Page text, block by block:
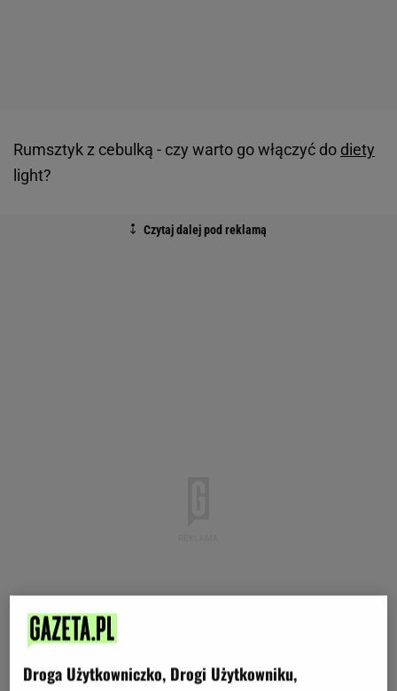
Rumsztyk z cebulką - czy warto go włączyć do diety
light?
Droga Użytkowniczko, Drogi Użytkowniku,